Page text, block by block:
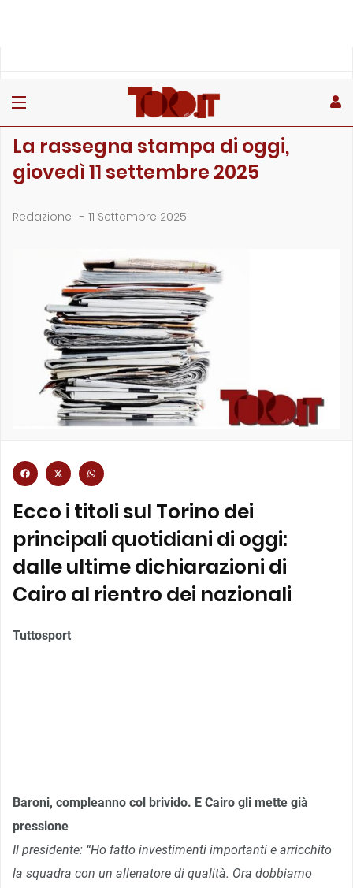
»
La rassegna stampa di oggi,
giovedì 11 settembre 2025
Redazione - 11 Settembre 2025
Ecco i titoli sul Torino dei
principali quotidiani di oggi:
dalle ultime dichiarazioni di
Cairo al rientro dei nazionali
Tuttosport
Baroni, compleanno col brivido. E Cairo gli mette già
pressione
Il presidente: “Ho fatto investimenti importanti e arricchito
la squadra con un allenatore di qualità. Ora dobbiamo